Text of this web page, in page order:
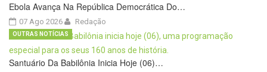
Ebola Avança Na República Democrática Do…
07 Ago 2026 Redação
Santuário Da Babilônia Inicia Hoje (06)…
OUTRAS NOTÍCIAS